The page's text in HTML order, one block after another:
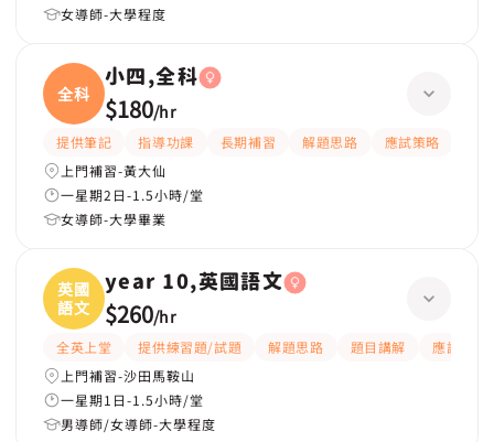
女導師-大學程度
全科
小四,全科
$180/hr
提供筆記 指導功課 長期補習 解題思路 應試策略
上門補習-黃大仙
一星期2日-1.5小時/堂
女導師-大學畢業
英國
語文
year 10,英國語文
$260/hr
全英上堂 提供練習題/試題 解題思路 題目講解
應試策略
上門補習-沙田馬鞍山
一星期1日-1.5小時/堂
男導師/女導師-大學程度